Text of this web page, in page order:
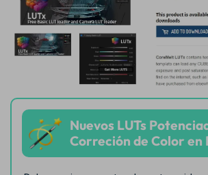
Nuevos LUTs
Correción de Color en